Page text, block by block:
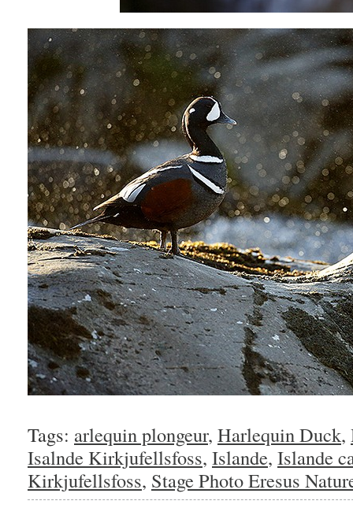
Tags: arlequin plongeur, Harlequin Duck,
Isalnde Kirkjufellsfoss, Islande, Islande
Kirkjufellsfoss, Stage Photo Eresus